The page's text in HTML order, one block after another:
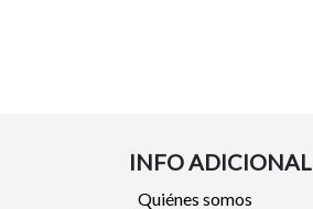
INFO ADICIONAL
Quiénes somos